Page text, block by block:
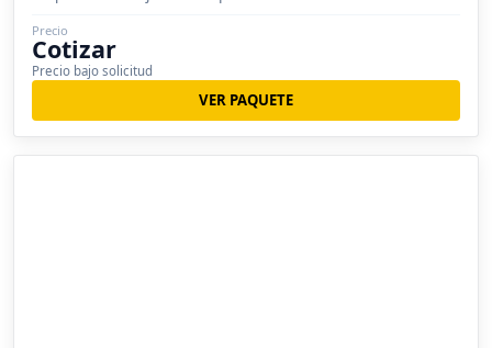
Precio
Cotizar
Precio bajo solicitud
VER PAQUETE